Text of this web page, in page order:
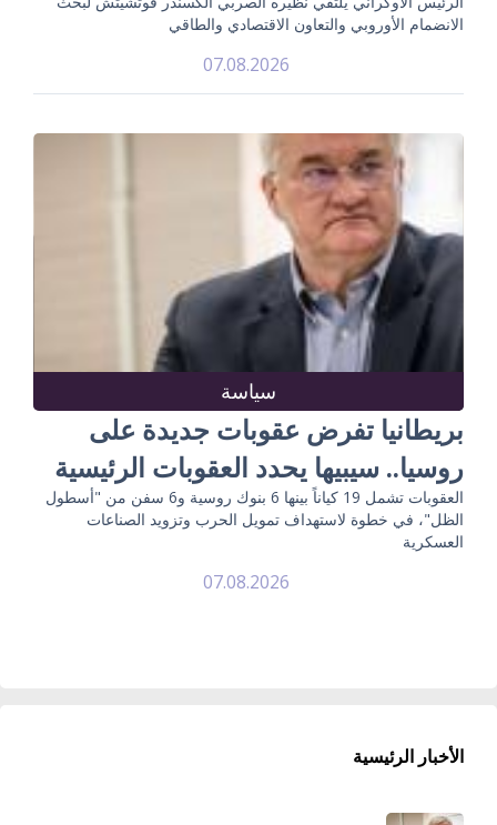
الانضمام الأوروبي والتعاون الاقتصادي والطاقي
07.08.2026
سياسة
بريطانيا تفرض عقوبات جديدة على
روسيا.. سيبيها يحدد العقوبات الرئيسية
العقوبات تشمل 19 كياناً بينها 6 بنوك روسية و6 سفن من "أسطول
الظل"، في خطوة لاستهداف تمويل الحرب وتزويد الصناعات
العسكرية
07.08.2026
الأخبار الرئيسية